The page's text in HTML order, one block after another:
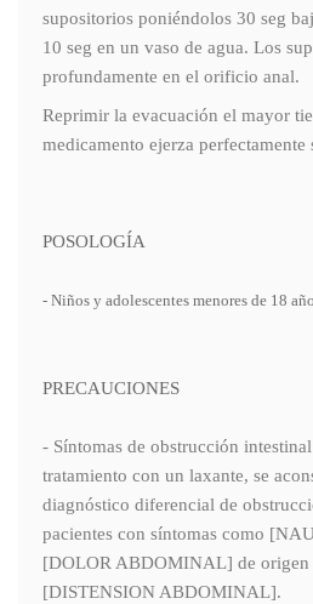
supositorios poniéndolos 30 seg
10 seg en un vaso de agua. Los
profundamente en el orificio anal.
Reprimir la evacuación el mayor
medicamento ejerza perfectamente
POSOLOGÍA
- Niños y adolescentes menores de 18
PRECAUCIONES
- Síntomas de obstrucción
tratamiento con un laxante, se
diagnóstico diferencial de
pacientes con síntomas como
[DOLOR ABDOMINAL] de origen
[DISTENSION ABDOMINAL].